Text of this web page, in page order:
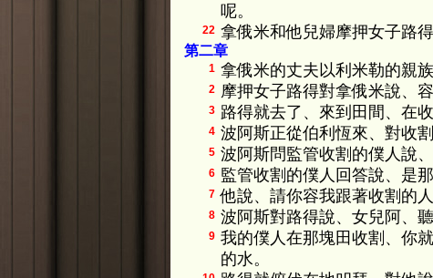
呢。
22 拿俄米和他兒婦摩押女子路
第二章
1 拿俄米的丈夫以利米勒的親
2 摩押女子路得對拿俄米說、
3 路得就去了、來到田間、在
4 波阿斯正從伯利恆來、對收
5 波阿斯問監管收割的僕人說
6 監管收割的僕人回答說、是
7 他說、請你容我跟著收割的
8 波阿斯對路得說、女兒阿、
9 我的僕人在那塊田收割、你
的水。